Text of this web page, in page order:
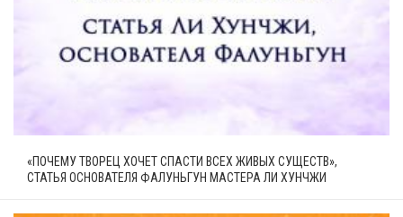
«ПОЧЕМУ ТВОРЕЦ ХОЧЕТ СПАСТИ ВСЕХ ЖИВЫХ СУЩЕСТВ»,
СТАТЬЯ ОСНОВАТЕЛЯ ФАЛУНЬГУН МАСТЕРА ЛИ ХУНЧЖИ